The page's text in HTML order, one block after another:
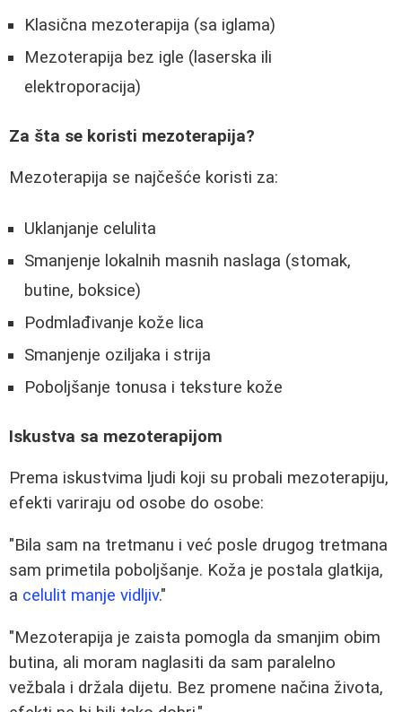
Klasična mezoterapija (sa iglama)
Mezoterapija bez igle (laserska ili
elektroporacija)
Za šta se koristi mezoterapija?
Mezoterapija se najčešće koristi za:
Uklanjanje celulita
Smanjenje lokalnih masnih naslaga (stomak,
butine, boksice)
Podmlađivanje kože lica
Smanjenje oziljaka i strija
Poboljšanje tonusa i teksture kože
Iskustva sa mezoterapijom
Prema iskustvima ljudi koji su probali mezoterapiju,
efekti variraju od osobe do osobe:
"Bila sam na tretmanu i već posle drugog tretmana
sam primetila poboljšanje. Koža je postala glatkija,
a celulit manje vidljiv."
"Mezoterapija je zaista pomogla da smanjim obim
butina, ali moram naglasiti da sam paralelno
vežbala i držala dijetu. Bez promene načina života,